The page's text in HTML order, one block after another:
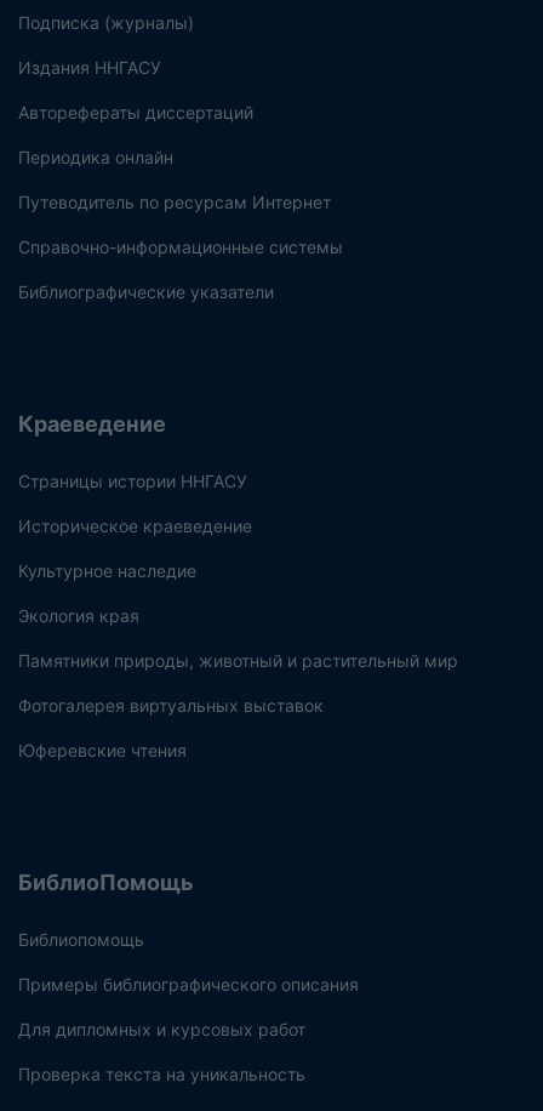
Подписка (журналы)
Издания ННГАСУ
Авторефераты диссертаций
Периодика онлайн
Путеводитель по ресурсам Интернет
Справочно-информационные системы
Библиографические указатели
Краеведение
Страницы истории ННГАСУ
Историческое краеведение
Культурное наследие
Экология края
Памятники природы, животный и растительный мир
Фотогалерея виртуальных выставок
Юферевские чтения
БиблиоПомощь
Библиопомощь
Примеры библиографического описания
Для дипломных и курсовых работ
Проверка текста на уникальность